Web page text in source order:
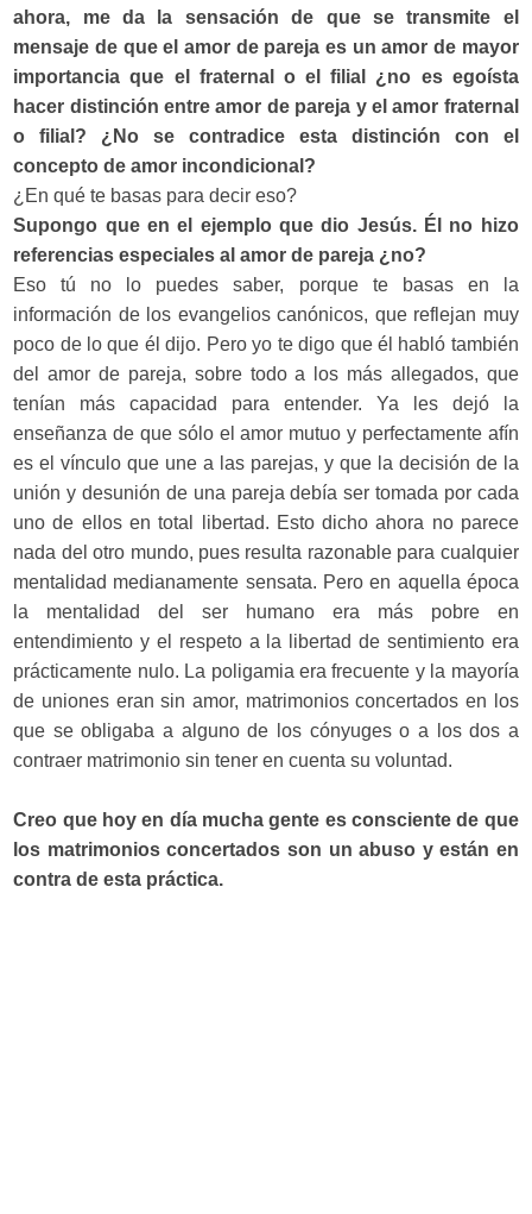
ahora, me da la sensación de que se transmite el
mensaje de que el amor de pareja es un amor de mayor
importancia que el fraternal o el filial ¿no es egoísta
hacer distinción entre amor de pareja y el amor fraternal
o filial? ¿No se contradice esta distinción con el
concepto de amor incondicional?
¿En qué te basas para decir eso?
Supongo que en el ejemplo que dio Jesús. Él no hizo
referencias especiales al amor de pareja ¿no?
Eso tú no lo puedes saber, porque te basas en la
información de los evangelios canónicos, que reflejan muy
poco de lo que él dijo. Pero yo te digo que él habló también
del amor de pareja, sobre todo a los más allegados, que
tenían más capacidad para entender. Ya les dejó la
enseñanza de que sólo el amor mutuo y perfectamente afín
es el vínculo que une a las parejas, y que la decisión de la
unión y desunión de una pareja debía ser tomada por cada
uno de ellos en total libertad. Esto dicho ahora no parece
nada del otro mundo, pues resulta razonable para cualquier
mentalidad medianamente sensata. Pero en aquella época
la mentalidad del ser humano era más pobre en
entendimiento y el respeto a la libertad de sentimiento era
prácticamente nulo. La poligamia era frecuente y la mayoría
de uniones eran sin amor, matrimonios concertados en los
que se obligaba a alguno de los cónyuges o a los dos a
contraer matrimonio sin tener en cuenta su voluntad.
Creo que hoy en día mucha gente es consciente de que
los matrimonios concertados son un abuso y están en
contra de esta práctica.